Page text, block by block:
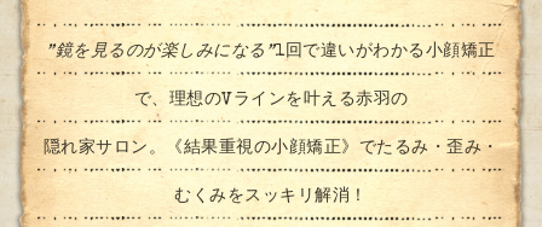
”鏡を見るのが楽しみになる”1回で違いがわかる小顔矯正
で、理想のVラインを叶える赤羽の
隠れ家サロン。《結果重視の小顔矯正》でたるみ・歪み・
むくみをスッキリ解消！